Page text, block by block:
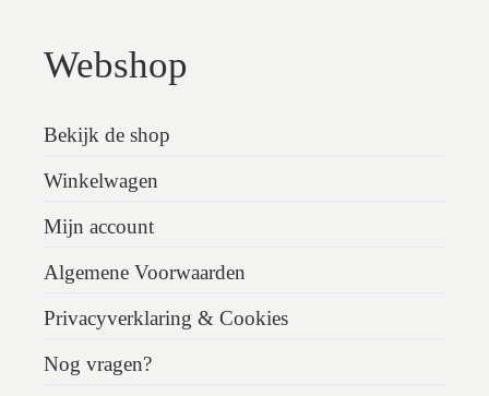
Webshop
Bekijk de shop
Winkelwagen
Mijn account
Algemene Voorwaarden
Privacyverklaring & Cookies
Nog vragen?